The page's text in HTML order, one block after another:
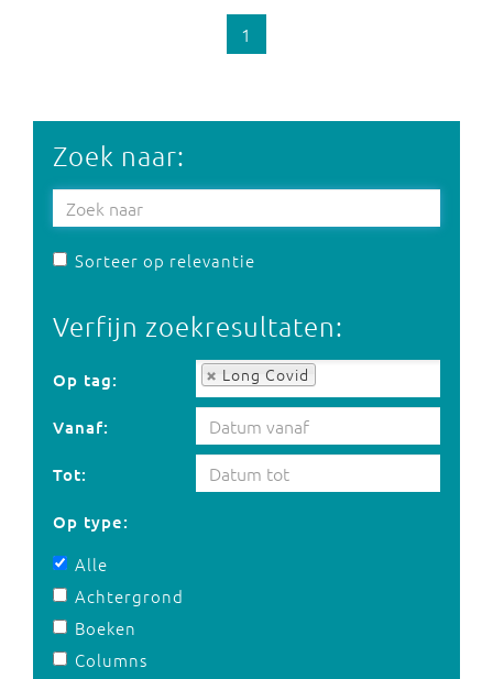
1
Zoek naar:
Sorteer op relevantie
Verfijn zoekresultaten:
Op tag: Long Covid
Op tag:
Vanaf:
Tot:
Op type:
Alle
Achtergrond
Boeken
Columns